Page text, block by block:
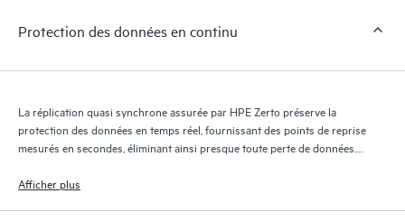
Protection des données en continu
La réplication quasi synchrone assurée par HPE Zerto préserve la
protection des données en temps réel, fournissant des points de reprise
mesurés en secondes, éliminant ainsi presque toute perte de données.
reprise pendant 30 jours maximum, offrant une reprise granulaire et
Afficher plus